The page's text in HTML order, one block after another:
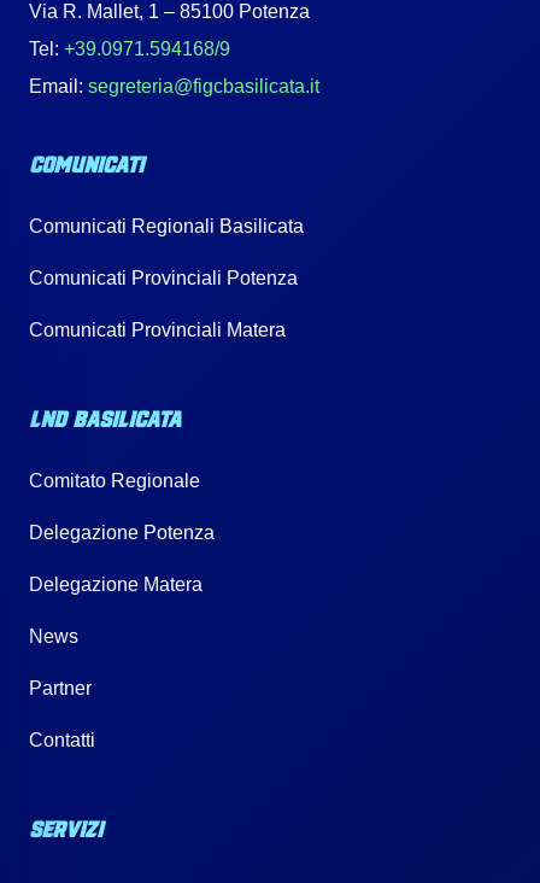
Via R. Mallet, 1 – 85100 Potenza
Tel: +39.0971.594168/9
Email: segreteria@figcbasilicata.it
COMUNICATI
Comunicati Regionali Basilicata
Comunicati Provinciali Potenza
Comunicati Provinciali Matera
LND BASILICATA
Comitato Regionale
Delegazione Potenza
Delegazione Matera
News
Partner
Contatti
SERVIZI